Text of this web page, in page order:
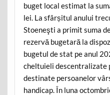
buget local estimat la
lei. La sfârșitul anului
Stoeneşti a primit suma
rezervă bugetară la
bugetul de stat pe anul
cheltuieli descentralizate
destinate persoanelor
handicap. În luna